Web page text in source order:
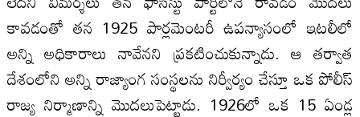
కావడంతో తన 1925 పార్లమెంటరీ ఉపన్యాసంలో ఇటలీలో
అన్ని అధికారాలు నావేనని ప్రకటించుకున్నాడు. ఆ తర్వాత
దేశంలోని అన్ని రాజ్యాంగ సంస్థలను నిర్వీర్యం చేస్తూ ఒక పోలీస్
రాజ్య నిర్మాణాన్ని మొదలుపెట్టాడు. 1926లో ఒక 15 ఏండ్ల